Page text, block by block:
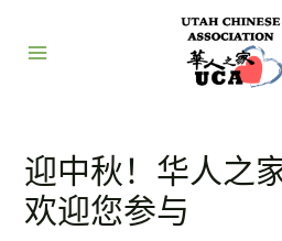
迎中秋！华人之
欢迎您参与